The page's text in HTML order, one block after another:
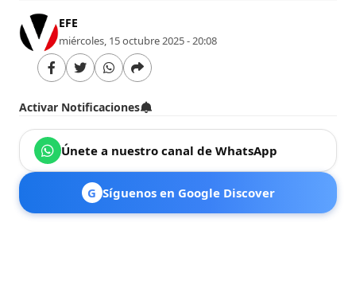
EFE
miércoles, 15 octubre 2025 - 20:08
Activar Notificaciones
Únete a nuestro canal de WhatsApp
G Síguenos en Google Discover